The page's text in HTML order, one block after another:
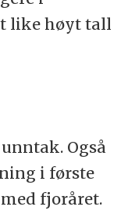
like høyt tall
Også
i første
fjoråret.